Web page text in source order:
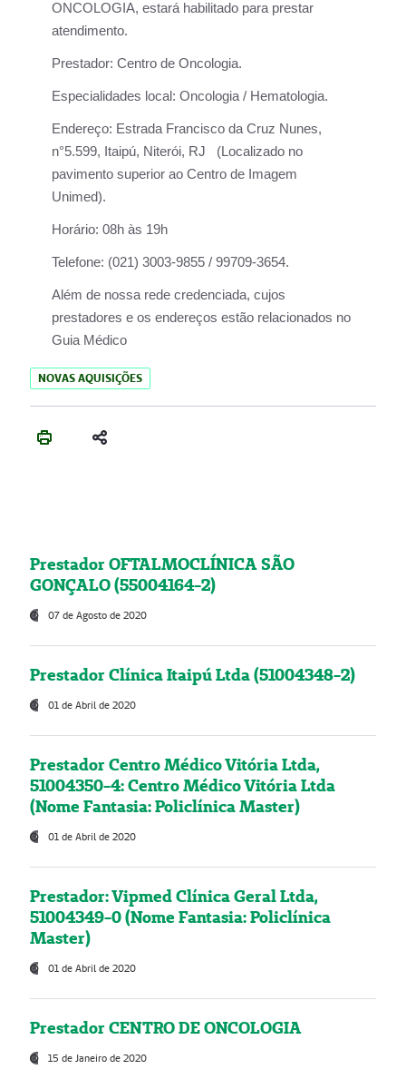
ONCOLOGIA, estará habilitado para prestar
atendimento.
Prestador: Centro de Oncologia.
Especialidades local: Oncologia / Hematologia.
Endereço: Estrada Francisco da Cruz Nunes,
n°5.599, Itaipú, Niterói, RJ (Localizado no
pavimento superior ao Centro de Imagem
Unimed).
Horário: 08h às 19h
Telefone: (021) 3003-9855 / 99709-3654.
Além de nossa rede credenciada, cujos
prestadores e os endereços estão relacionados no
Guia Médico
NOVAS AQUISIÇÕES
Prestador OFTALMOCLÍNICA SÃO
GONÇALO (55004164-2)
07 de Agosto de 2020
Prestador Clínica Itaipú Ltda (51004348-2)
01 de Abril de 2020
Prestador Centro Médico Vitória Ltda,
51004350-4: Centro Médico Vitória Ltda
(Nome Fantasia: Policlínica Master)
01 de Abril de 2020
Prestador: Vipmed Clínica Geral Ltda,
51004349-0 (Nome Fantasia: Policlínica
Master)
01 de Abril de 2020
Prestador CENTRO DE ONCOLOGIA
15 de Janeiro de 2020